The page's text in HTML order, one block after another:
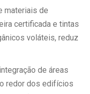
materiais de
certificada e tintas
voláteis, reduz
de áreas
redor dos edifícios